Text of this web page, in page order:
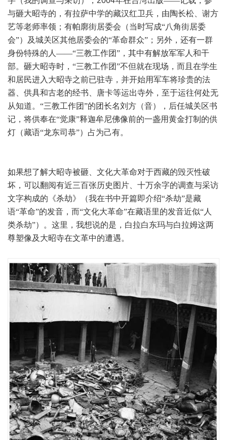
与砸大昭寺的，有拉萨中学的藏汉红卫兵，由陶长松、谢方
艺等老师率领；有帕廓街居委会（当时写成“八角街居委
会”）及城关区其他居委会的“革命群众”；另外，还有一群
身份特殊的人——“三教工作团”，其中有解放军军人和干
部。砸大昭寺时，“三教工作团”不但就在现场，而且在学生
和居民进入大昭寺之前已驻寺，并开始用军车将珍贵的法
器、供具和古老的经书、唐卡等运出寺外，至于运往何处无
从知道。“三教工作团”的团长名刘方（音），后任城关区书
记，将供奉在“觉康”释迦牟尼佛像前的一盏用黄金打制的供
灯（藏语“龙东司恭”）占为己有。
如果想了解大昭寺被砸、文化大革命对于西藏的毁灭性破
坏，可以翻阅有近三百张历史图片、十万余字的调查与采访
文字构成的《杀劫》（我在书中开篇即介绍“杀劫”是藏
语“革命”的发音，而“文化大革命”在藏语里的发音近似“人
类杀劫”）。这里，我想说的是，白拉白东玛与白拉姆这两
尊塑像及大昭寺在文革中的遭遇。